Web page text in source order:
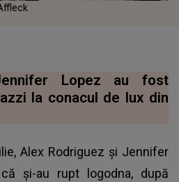
Lopez au fost
la conacul de lux din
Alex Rodriguez și Jennifer
și-au rupt logodna, după